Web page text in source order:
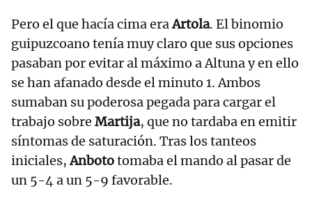
Pero el que hacía cima eraArtola. El binomio
guipuzcoano tenía muy claro que sus opciones
pasaban por evitar al máximo a Altuna y en ello
se han afanado desde el minuto 1. Ambos
sumaban su poderosa pegada para cargar el
trabajo sobre Martija, que no tardaba en emitir
síntomas de saturación. Tras los tanteos
iniciales,Anbototomaba el mando al pasar de
un 5-4 a un 5-9 favorable.